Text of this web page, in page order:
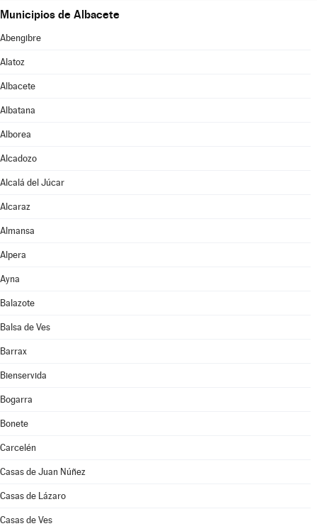
Municipios de Albacete
Abengibre
Alatoz
Albacete
Albatana
Alborea
Alcadozo
Alcalá del Júcar
Alcaraz
Almansa
Alpera
Ayna
Balazote
Balsa de Ves
Barrax
Bienservida
Bogarra
Bonete
Carcelén
Casas de Juan Núñez
Casas de Lázaro
Casas de Ves